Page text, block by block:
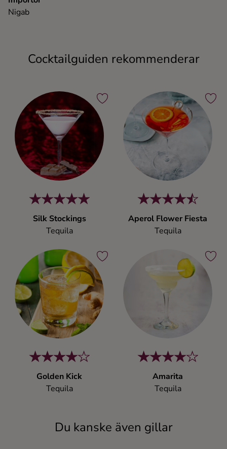
Nigab
Cocktailguiden rekommenderar
Silk Stockings
Tequila
Aperol Flower Fiesta
Tequila
Golden Kick
Tequila
Amarita
Tequila
Du kanske även gillar